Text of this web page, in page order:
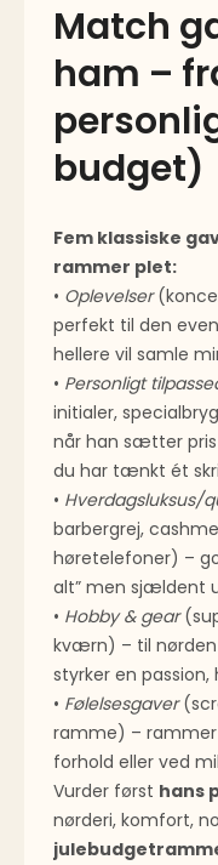
Match
ham –
budget)
Fem klassiske
rammer plet:
• Oplevelser
perfekt til den
hellere vil samle
• Personligt
initialer,
når han sætter pris
du har tænkt ét
• Hverdagsluksus/
barbergrej,
høretelefoner) –
alt” men sjældent
• Hobby & gear
kværn) – til nørden
styrker en passion,
• Følelsesgaver
ramme) –
forhold eller ved
Vurder først hans
nørderi, komfort,